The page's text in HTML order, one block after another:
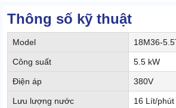
Thông số kỹ thuật
Model 18M36-
Công suất 5.5 kW
Điện áp 380V
Lưu lượng nước 16 Lít/phút